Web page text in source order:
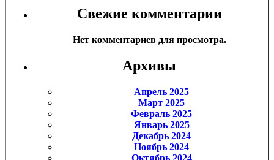
Свежие комментарии
Нет комментариев для просмотра.
Архивы
Апрель 2025
Март 2025
Февраль 2025
Январь 2025
Декабрь 2024
Ноябрь 2024